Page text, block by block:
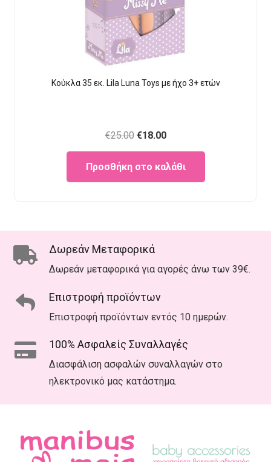
Κούκλα 35 εκ. Lila Luna Τοys με ήχο 3+ ετών
€25.00 Original
price
was:
€25.00.
€18.00Current
price
is:
€18.00.
Προσθήκη στο καλάθι
Δωρεάν Μεταφορικά
Δωρεάν μεταφορικά για αγορές άνω των 39€.
Επιστροφή προϊόντων
Επιστροφή προϊόντων εντός 10 ημερών.
100% Ασφαλείς Συναλλαγές
Διασφάλιση ασφαλών συναλλαγών στο
ηλεκτρονικό μας κατάστημα.